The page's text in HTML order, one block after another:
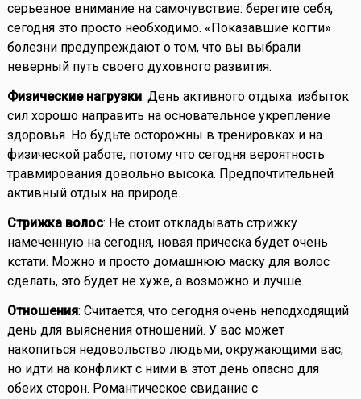
серьезное внимание на самочувствие: берегите себя,
сегодня это просто необходимо. «Показавшие когти»
болезни предупреждают о том, что вы выбрали
неверный путь своего духовного развития.
Физические нагрузки: День активного отдыха: избыток
сил хорошо направить на основательное укрепление
здоровья. Но будьте осторожны в тренировках и на
физической работе, потому что сегодня вероятность
травмирования довольно высока. Предпочтительней
активный отдых на природе.
Стрижка волос: Не стоит откладывать стрижку
намеченную на сегодня, новая прическа будет очень
кстати. Можно и просто домашнюю маску для волос
сделать, это будет не хуже, а возможно и лучше.
Отношения: Считается, что сегодня очень неподходящий
день для выяснения отношений. У вас может
накопиться недовольство людьми, окружающими вас,
но идти на конфликт с ними в этот день опасно для
обеих сторон. Романтическое свидание с